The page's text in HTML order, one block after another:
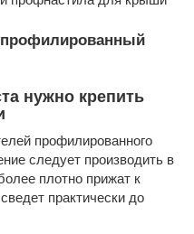
профилированный
нужно крепить
профилированного
следует производить в
плотно прижат к
практически до